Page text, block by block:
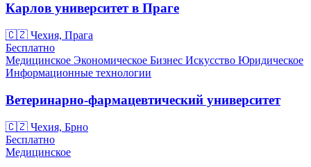
Карлов университет в Праге
🇨🇿 Чехия, Прага
Бесплатно
Медицинское Экономическое Бизнес Искусство Юридическое
Информационные технологии
Ветеринарно-фармацевтический университет
🇨🇿 Чехия, Брно
Бесплатно
Медицинское